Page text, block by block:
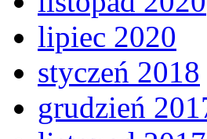
lipiec 2020
styczeń 2018
grudzień